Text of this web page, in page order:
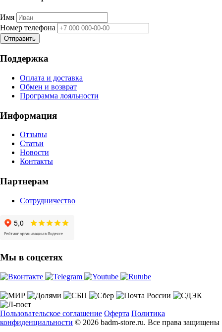
Имя
Номер телефона
Отправить
Поддержка
Оплата и доставка
Обмен и возврат
Программа лояльности
Информация
Отзывы
Статьи
Новости
Контакты
Партнерам
Сотрудничество
Мы в соцсетях
Пользовательское соглашение Оферта Политика
конфиденциальности © 2026 badm-store.ru. Все права защищены